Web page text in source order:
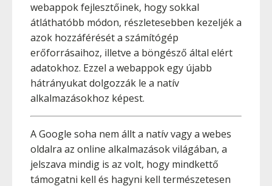
webappok fejlesztőinek, hogy sokkal
átláthatóbb módon, részletesebben kezeljék a
azok hozzáférését a számítógép
erőforrásaihoz, illetve a böngésző által elért
adatokhoz. Ezzel a webappok egy újabb
hátrányukat dolgozzák le a natív
alkalmazásokhoz képest.
A Google soha nem állt a natív vagy a webes
oldalra az online alkalmazások világában, a
jelszava mindig is az volt, hogy mindkettő
támogatni kell és hagyni kell természetesen